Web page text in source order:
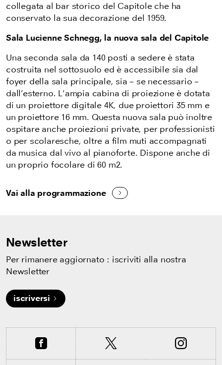
collegata al bar storico del Capitole che ha
conservato la sua decorazione del 1959.
Sala Lucienne Schnegg, la nuova sala del Capitole
Una seconda sala da 140 posti a sedere è stata
costruita nel sottosuolo ed è accessibile sia dal
foyer della sala principale, sia – se necessario –
dall’esterno. L'ampia cabina di proiezione è dotata
di un proiettore digitale 4K, due proiettori 35 mm e
un proiettore 16 mm. Questa nuova sala può inoltre
ospitare anche proiezioni private, per professionisti
o per scolaresche, oltre a film muti accompagnati
da musica dal vivo al pianoforte. Dispone anche di
un proprio focolare di 60 m2.
Vai alla programmazione
Newsletter
Per rimanere aggiornato : iscriviti alla nostra
Newsletter
iscriversi